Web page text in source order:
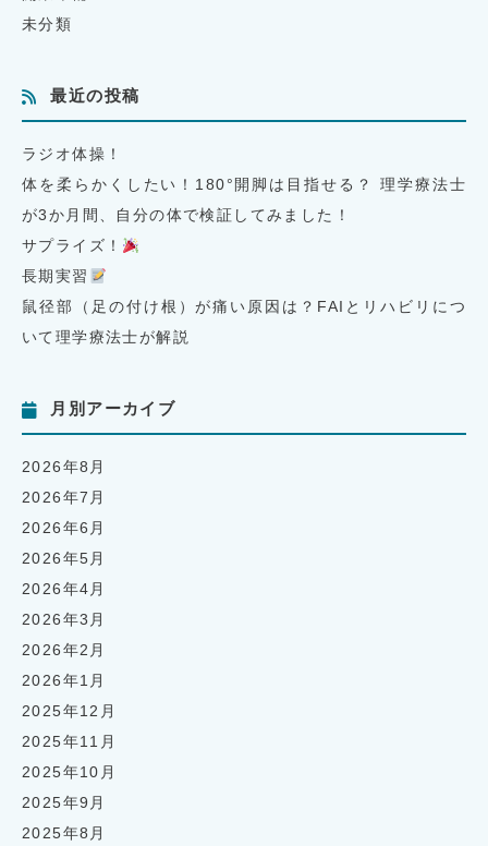
未分類
最近の投稿
ラジオ体操！
体を柔らかくしたい！180°開脚は目指せる？ 理学療法士
が3か月間、自分の体で検証してみました！
サプライズ！
長期実習
鼠径部（足の付け根）が痛い原因は？FAIとリハビリにつ
いて理学療法士が解説
月別アーカイブ
2026年8月
2026年7月
2026年6月
2026年5月
2026年4月
2026年3月
2026年2月
2026年1月
2025年12月
2025年11月
2025年10月
2025年9月
2025年8月